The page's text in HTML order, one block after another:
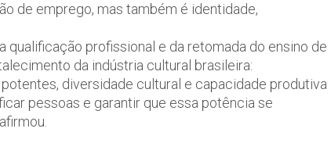
de emprego, mas também é identidade,
profissional e da retomada do ensino de
da indústria cultural brasileira:
diversidade cultural e capacidade produtiva
pessoas e garantir que essa potência se